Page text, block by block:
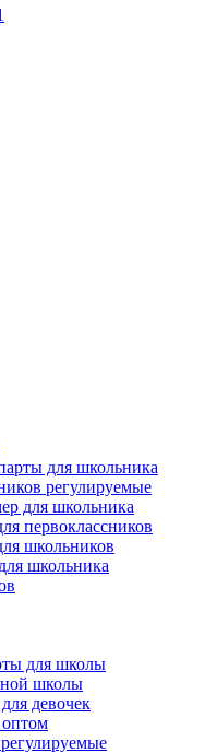
для школьника
регулируемые
для школьника
первоклассников
школьников
школьника
для школы
школы
девочек